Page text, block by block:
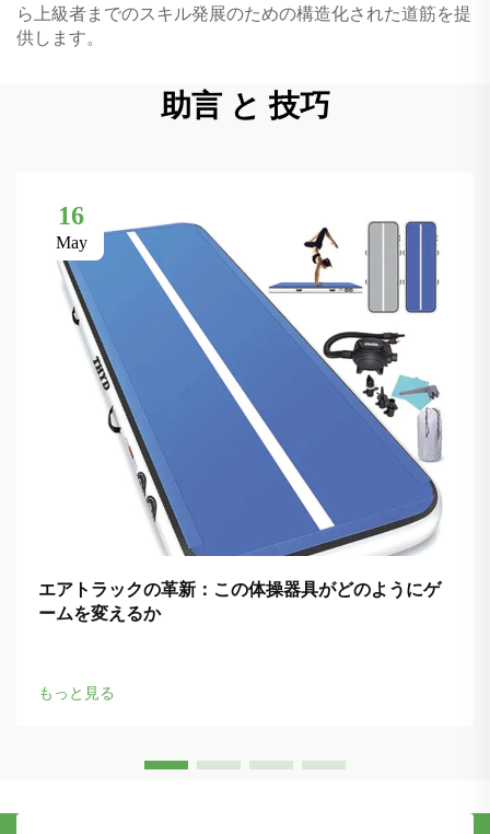
ら上級者までのスキル発展のための構造化された道筋を提
供します。
助言 と 技巧
16
May
エアトラックの革新：この体操器具がどのようにゲ
ームを変えるか
もっと見る